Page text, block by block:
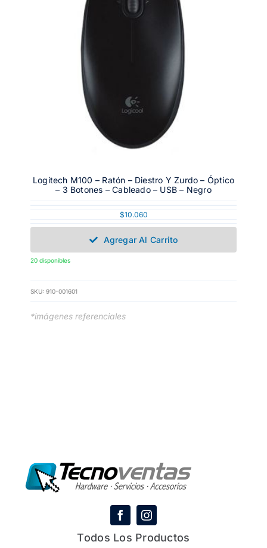
Logitech M100 – Ratón – Diestro Y Zurdo – Óptico
– 3 Botones – Cableado – USB – Negro
$10.060
Agregar Al Carrito
20 disponibles
SKU: 910-001601
*imágenes referenciales
Todos Los Productos